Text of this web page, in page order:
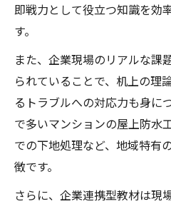
即戦力として役立つ知識を効
す。
また、企業現場のリアルな課
られていることで、机上の理
るトラブルへの対応力も身に
で多いマンションの屋上防水
での下地処理など、地域特有
徴です。
さらに、企業連携型教材は現